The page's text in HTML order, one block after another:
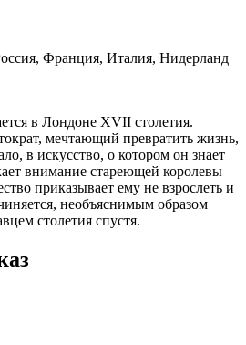
Франция, Италия, Нидерланд
в Лондоне XVII столетия.
мечтающий превратить жизнь,
в искусство, о котором он знает
внимание стареющей королевы
приказывает ему не взрослеть и
необъяснимым образом
столетия спустя.